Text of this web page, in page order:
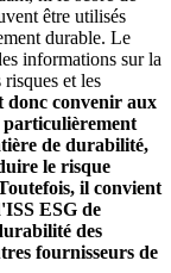
être utilisés
durable. Le
informations sur la
et les
donc convenir aux
particulièrement
de durabilité,
le risque
il convient
ESG de
des
fournisseurs de